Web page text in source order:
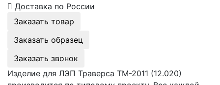
Доставка по России
Заказать товар
Заказать образец
Заказать звонок
Изделие для ЛЭП Траверса ТМ-2011 (12.020)